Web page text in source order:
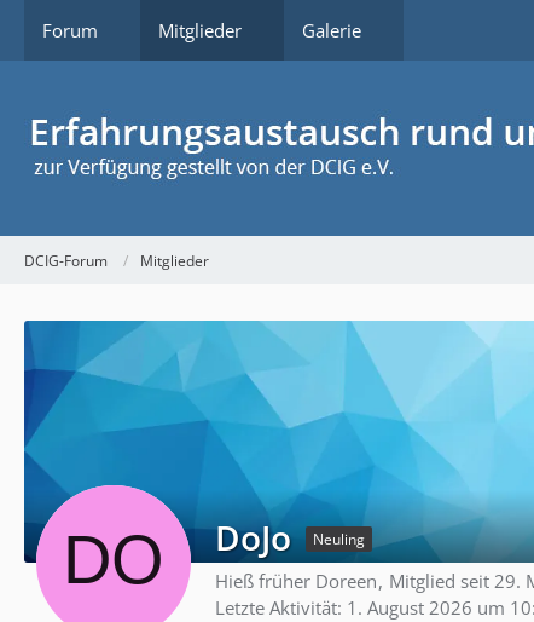
Forum Mitglieder Galerie
DCIG-Forum Mitglieder
DoJo Neuling
Hieß früher Doreen Mitglied seit 29.
Letzte Aktivität: 1. August 2026 um